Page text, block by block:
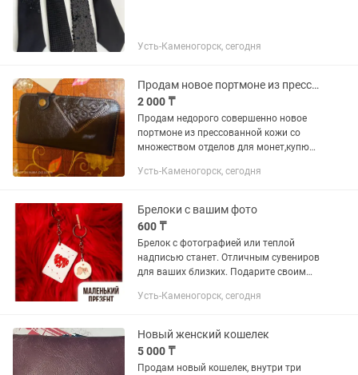
Усть-Каменогорск, сегодня
Продам новое портмоне из прессованной кожи
2 000 ₸
Продам недорого совершенно новое
портмоне из прессованной кожи со
множеством отделов для монет,купюр,
10см
Усть-Каменогорск, сегодня
Брелоки с вашим фото
600 ₸
Брелок с фотографией или теплой
надписью станет. Отличным сувениров
для ваших близких. Подарите своим
воспоминаний. Чтобы оформить заказ,
Усть-Каменогорск, сегодня
Новый женский кошелек
5 000 ₸
Продам новый кошелек, внутри три